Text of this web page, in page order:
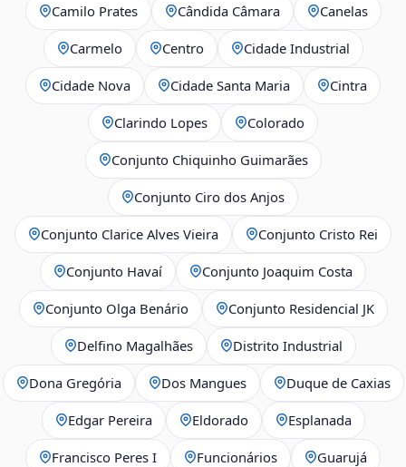
Camilo Prates Cândida Câmara Canelas
Carmelo Centro Cidade Industrial
Cidade Nova Cidade Santa Maria Cintra
Clarindo Lopes Colorado
Conjunto Chiquinho Guimarães
Conjunto Ciro dos Anjos
Conjunto Clarice Alves Vieira Conjunto Cristo Rei
Conjunto Havaí Conjunto Joaquim Costa
Conjunto Olga Benário Conjunto Residencial JK
Delfino Magalhães Distrito Industrial
Dona Gregória Dos Mangues Duque de Caxias
Edgar Pereira Eldorado Esplanada
Francisco Peres I Funcionários Guarujá